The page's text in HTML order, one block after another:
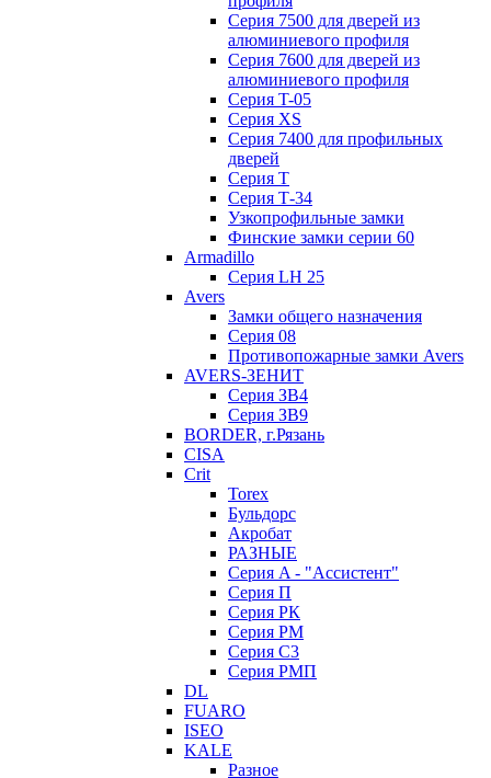
Серия 7500 для дверей из
алюминиевого профиля
Серия 7600 для дверей из
алюминиевого профиля
Серия T-05
Серия XS
Серия 7400 для профильных
дверей
Серия Т
Серия Т-34
Узкопрофильные замки
Финские замки серии 60
Armadillo
Серия LH 25
Avers
Замки общего назначения
Серия 08
Противопожарные замки Avers
AVERS-ЗЕНИТ
Серия ЗВ4
Серия ЗВ9
BORDER, г.Рязань
CISA
Crit
Torex
Бульдорс
Акробат
РАЗНЫЕ
Серия A - "Ассистент"
Серия П
Серия РК
Серия РМ
Серия С3
Серия РМП
DL
FUARO
ISEO
KALE
Разное